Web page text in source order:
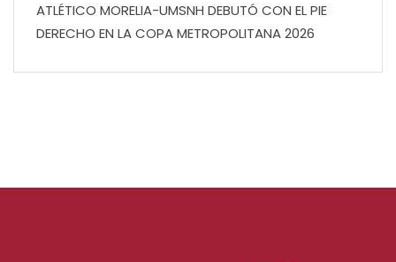
ATLÉTICO MORELIA-UMSNH DEBUTÓ CON EL PIE
DERECHO EN LA COPA METROPOLITANA 2026